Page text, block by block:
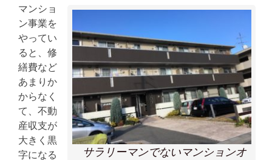
サラリーマンでないマンションオ
マンショ
ン事業を
やってい
ると、修
繕費など
あまりか
からなく
て、不動
産収支が
大きく黒
字になる